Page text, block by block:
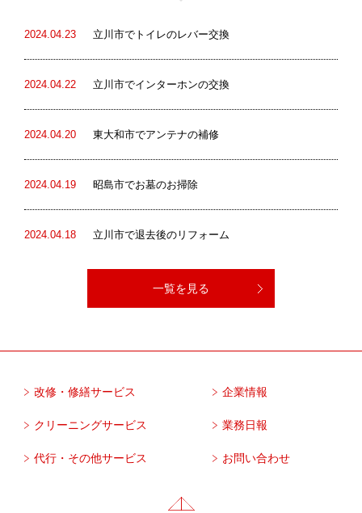
2024.04.23 立川市でトイレのレバー交換
2024.04.22 立川市でインターホンの交換
2024.04.20 東大和市でアンテナの補修
2024.04.19 昭島市でお墓のお掃除
2024.04.18 立川市で退去後のリフォーム
一覧を見る
改修・修繕サービス
クリーニングサービス
代行・その他サービス
企業情報
業務日報
お問い合わせ